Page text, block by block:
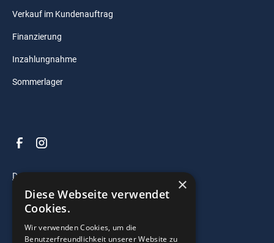
Verkauf im Kundenauftrag
Finanzierung
Inzahlungnahme
Sommerlager
Datenschutz
Impressum
×
Diese Webseite verwendet
Cookies.
Wir verwenden Cookies, um die
Benutzerfreundlichkeit unserer Website zu